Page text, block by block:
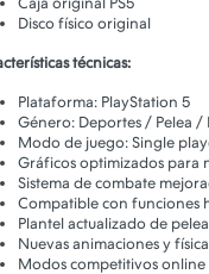
Disco físico original
técnicas:
Plataforma: PlayStation 5
Género: Deportes / Pelea /
Modo de juego: Single
Gráficos optimizados para
Sistema de combate
Compatible con funciones
Plantel actualizado de
Nuevas animaciones y
Modos competitivos online